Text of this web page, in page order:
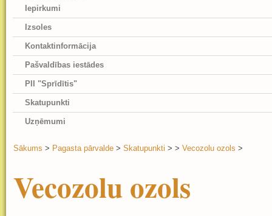
Iepirkumi
Izsoles
Kontaktinformācija
Pašvaldības iestādes
PII "Sprīdītis"
Skatupunkti
Uzņēmumi
Sākums > Pagasta pārvalde > Skatupunkti > > Vecozolu ozols >
Vecozolu ozols